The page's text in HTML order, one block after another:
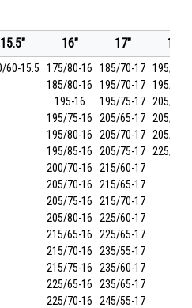
15.5" 16" 17"
17.5"
60-15.5
175/80-16
185/80-16
195-16
195/75-16
195/80-16
195/85-16
200/70-16
205/70-16
205/75-16
205/80-16
215/65-16
215/70-16
215/75-16
225/65-16
225/70-16
185/70-17
195/70-17
195/75-17
205/65-17
205/70-17
205/75-17
215/60-17
215/65-17
215/70-17
225/60-17
225/65-17
235/55-17
235/60-17
235/65-17
245/55-17
195/65-
195/70-
205/60-
205/65-
205/70-
225/60-